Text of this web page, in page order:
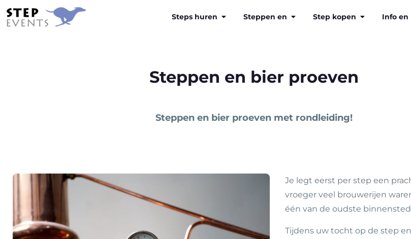
Steps huren Steppen en Step kopen Info en
Steppen en bier proeven
Steppen en bier proeven met rondleiding!
Je legt eerst per step een
vroeger veel brouwerijen
één van de oudste
Tijdens uw tocht op de step